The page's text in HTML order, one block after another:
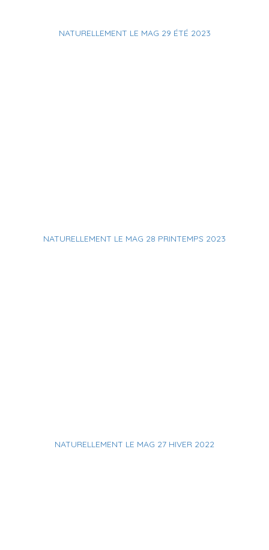
NATURELLEMENT LE MAG 29 ÉTÉ 2023
NATURELLEMENT LE MAG 28 PRINTEMPS 2023
NATURELLEMENT LE MAG 27 HIVER 2022